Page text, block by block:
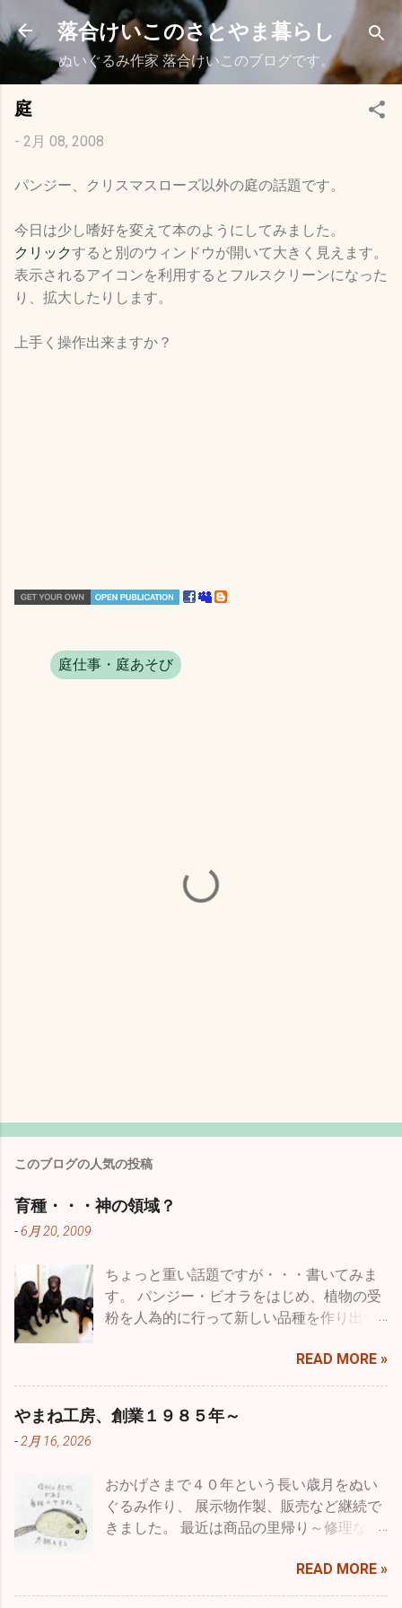
スキップしてメイン コンテンツに移動
落合けいこのさとやま暮らし
ぬいぐるみ作家 落合けいこのブログです。
庭
- 2月 08, 2008
パンジー、クリスマスローズ以外の庭の話題です。
今日は少し嗜好を変えて本のようにしてみました。
クリックすると別のウィンドウが開いて大きく見えます。
表示されるアイコンを利用するとフルスクリーンになった
り、拡大したりします。
上手く操作出来ますか？
庭仕事・庭あそび
このブログの人気の投稿
育種・・・神の領域？
-6月 20, 2009
ちょっと重い話題ですが・・・書いてみま
す。 パンジー・ビオラをはじめ、植物の受
粉を人為的に行って新しい品種を作り出す
が、専門用語に育種という言葉がありま
す。 種を育てると書きますが、要は受粉を
した種を播いて結果を品種として固まるま
で受粉・採種・育苗を繰り返すことをいい
たり、つまり利用する人たちにとってより
良くするということで品種改良とも言うわ
けです。 もちろん、収穫量を減らしたり、
しての育種というのはある意味ありえませ
んが、一方で都合良くというだけでなく花
READ MORE »
やまね工房、創業１９８５年～
-2月 16, 2026
おかげさまで４０年という長い歳月をぬい
ぐるみ作り、 展示物作製、販売など継続で
きました。 最近は商品の里帰り～修理な
て、 意図した思いが伝わっていたことや、
長く大切に愛されたことを 直接フィードバ
READ MORE »